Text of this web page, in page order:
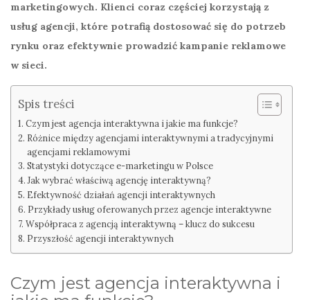
marketingowych. Klienci coraz częściej korzystają z
usług agencji, które potrafią dostosować się do potrzeb
rynku oraz efektywnie prowadzić kampanie reklamowe
w sieci.
Spis treści
Czym jest agencja interaktywna i jakie ma funkcje?
Różnice między agencjami interaktywnymi a tradycyjnymi
agencjami reklamowymi
Statystyki dotyczące e-marketingu w Polsce
Jak wybrać właściwą agencję interaktywną?
Efektywność działań agencji interaktywnych
Przykłady usług oferowanych przez agencje interaktywne
Współpraca z agencją interaktywną – klucz do sukcesu
Przyszłość agencji interaktywnych
Czym jest agencja interaktywna i